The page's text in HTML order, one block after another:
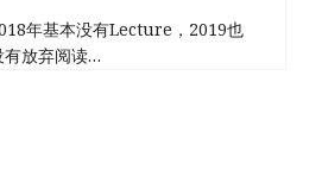
年基本没有Lecture，2019也
有放弃阅读…